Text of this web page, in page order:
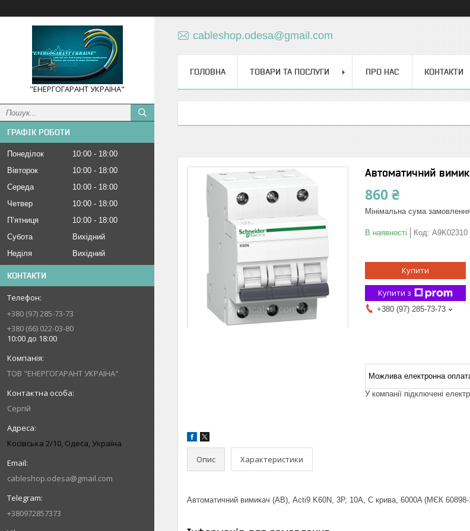
"ЕНЕРГОГАРАНТ УКРАЇНА"
ГРАФІК РОБОТИ
Понеділок 10:00
18:00
Вівторок
10:00
18:00
Середа
10:00
18:00
Четвер
10:00
18:00
Пʼятниця
10:00
18:00
Субота
Вихідний
Неділя
Вихідний
КОНТАКТИ
+380 (97) 285-73-73
+380 (66) 022-03-80
10:00 до 18:00
ТОВ "ЕНЕРГОГАРАНТ УКРАЇНА"
Сергій
Косівська 2/10, Одеса, Україна
cableshop.odesa@gmail.com
+380972857373
cableshop.odesa@gmail.com
ГОЛОВНА ТОВАРИ ТА ПОСЛУГИ ПРО НАС КОНТАКТИ
Автоматичний
860 ₴
Мінімальна сума
В наявності Код: A9K02310
Купити
Купити з
+380 (97) 285-73-73
У компанії підключені
Опис Характеристики
Автоматичний вимикач (АВ), Acti9 K60N, 3P, 10A, C крива, 6000A (МЄК 60898-